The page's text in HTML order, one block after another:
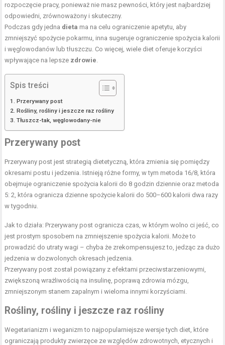
rozpoczęcie pracy, ponieważ nie masz pewności, który jest najbardziej
odpowiedni, zrównoważony i skuteczny.
Podczas gdy jedna dieta ma na celu ograniczenie apetytu, aby
zmniejszyć spożycie pokarmu, inna sugeruje ograniczenie spożycia kalorii
i węglowodanów lub tłuszczu. Co więcej, wiele diet oferuje korzyści
wpływające na lepsze zdrowie
Spis treści
Przerywany post
Rośliny, rośliny i jeszcze raz rośliny
Tłuszcz-tak, węglowodany-nie
Przerywany post
Przerywany post jest strategią dietetyczną, która zmienia się pomiędzy
okresami postu i jedzenia. Istnieją różne formy, w tym metoda 16/8, która
obejmuje ograniczenie spożycia kalorii do 8 godzin dziennie oraz metoda
5: 2, która ogranicza dzienne spożycie kalorii do 500–600 kalorii dwa razy
w tygodniu.
Jak to działa: Przerywany post ogranicza czas, w którym wolno ci jeść, co
jest prostym sposobem na zmniejszenie spożycia kalorii. Może to
prowadzić do utraty wagi – chyba że zrekompensujesz to, jedząc za dużo
jedzenia w dozwolonych okresach jedzenia.
Przerywany post został powiązany z efektami przeciwstarzeniowymi,
zwiększoną wrażliwością na insulinę, poprawą zdrowia mózgu,
zmniejszonym stanem zapalnym i wieloma innymi korzyściami.
Rośliny, rośliny i jeszcze raz rośliny
Wegetarianizm i weganizm to najpopularniejsze wersje tych diet, które
ograniczają produkty zwierzęce ze względów zdrowotnych, etycznych i